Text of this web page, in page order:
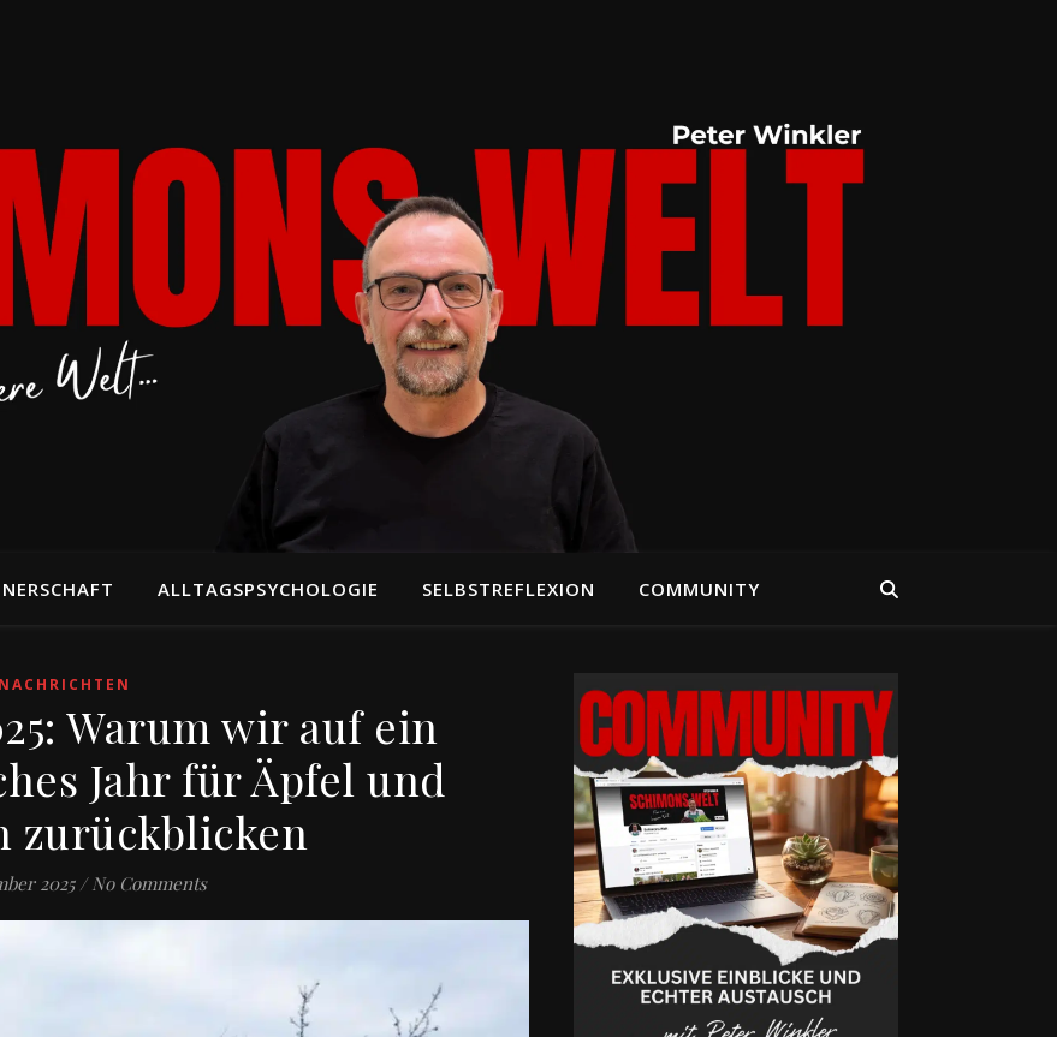
ALLTAGSPSYCHOLOGIE SELBSTREFLEXION COMMUNITY
NACHRICHTEN
Warum wir auf ein
Jahr für Äpfel und
zurückblicken
2025 / No Comments